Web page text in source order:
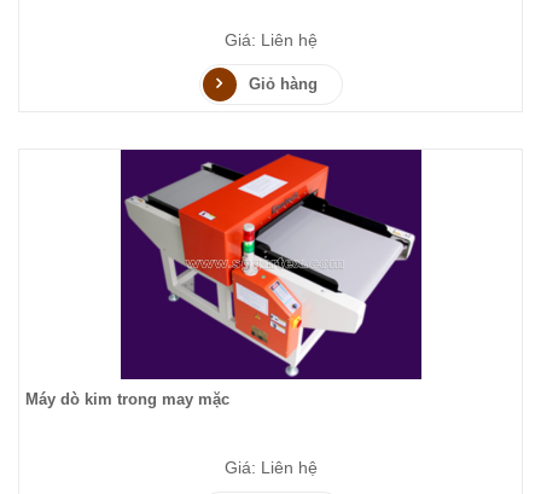
Giá: Liên hệ
Giỏ hàng
Máy dò kim trong may mặc
Giá: Liên hệ